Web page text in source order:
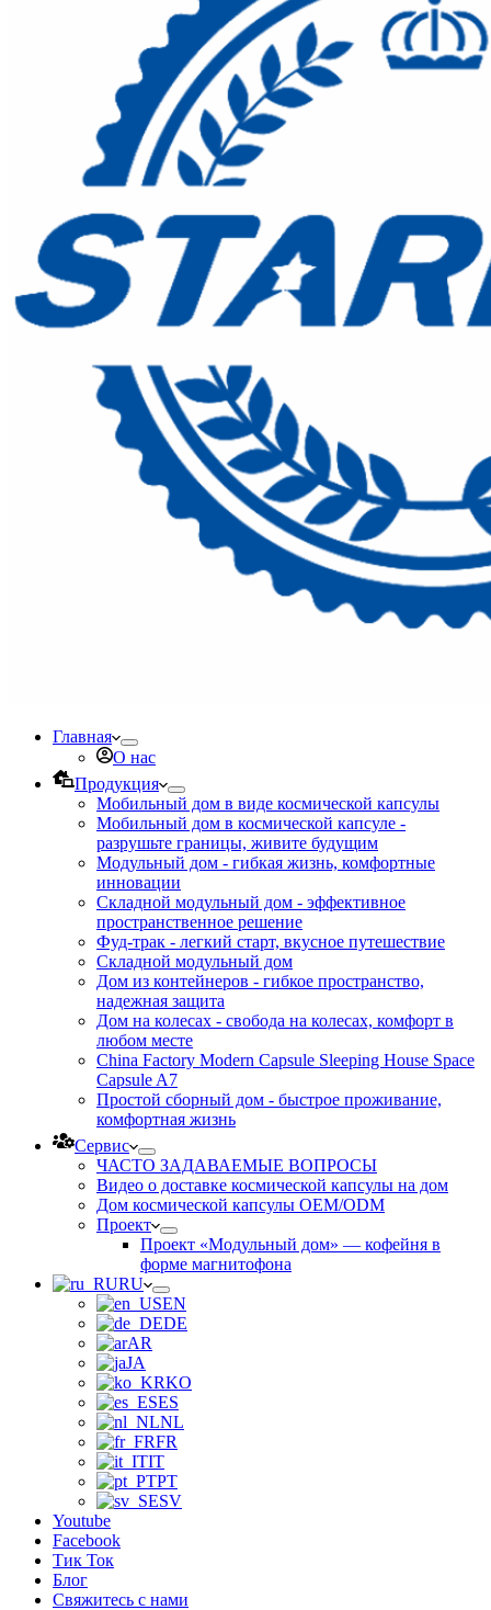
Главная
О нас
Продукция
Мобильный дом в виде космической капсулы
Мобильный дом в космической капсуле -
разрушьте границы, живите будущим
Модульный дом - гибкая жизнь, комфортные
инновации
Складной модульный дом - эффективное
пространственное решение
Фуд-трак - легкий старт, вкусное путешествие
Складной модульный дом
Дом из контейнеров - гибкое пространство,
надежная защита
Дом на колесах - свобода на колесах, комфорт в
любом месте
China Factory Modern Capsule Sleeping House Space
Capsule A7
Простой сборный дом - быстрое проживание,
комфортная жизнь
Сервис
ЧАСТО ЗАДАВАЕМЫЕ ВОПРОСЫ
Видео о доставке космической капсулы на дом
Дом космической капсулы OEM/ODM
Проект
Проект «Модульный дом» — кофейня в
форме магнитофона
RU
EN
DE
AR
JA
KO
ES
NL
FR
IT
PT
SV
Youtube
Facebook
Тик Ток
Блог
Свяжитесь с нами